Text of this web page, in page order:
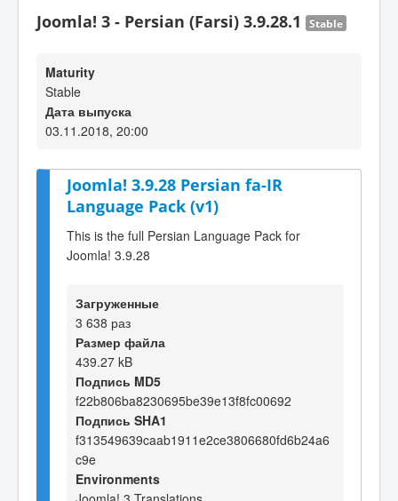
Joomla! 3 - Persian (Farsi) 3.9.28.1 Stable
Maturity
Stable
Дата выпуска
03.11.2018, 20:00
Joomla! 3.9.28 Persian fa-IR
Language Pack (v1)
This is the full Persian Language Pack for
Joomla! 3.9.28
Загруженные
3 638 раз
Размер файла
439.27 kB
Подпись MD5
f22b806ba8230695be39e13f8fc00692
Подпись SHA1
f313549639caab1911e2ce3806680fd6b24a6
c9e
Environments